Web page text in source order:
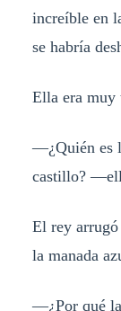
increíble en
se habría
Ella era muy
—¿Quién es
castillo?
El rey
la manada
—¿Por qué